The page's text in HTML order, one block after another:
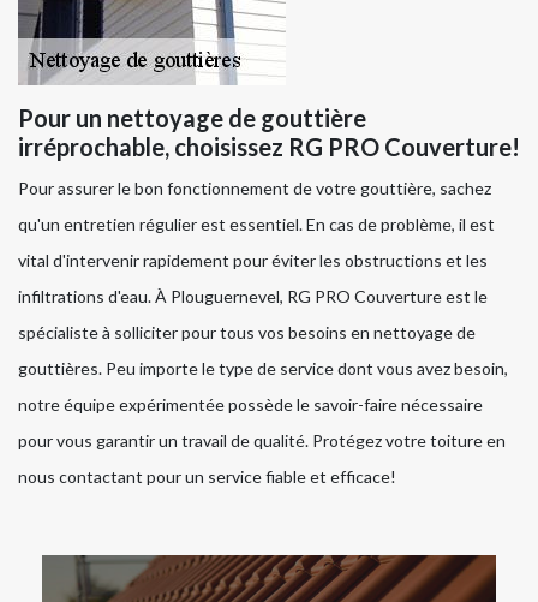
Pour un nettoyage de gouttière
irréprochable, choisissez RG PRO Couverture!
Pour assurer le bon fonctionnement de votre gouttière, sachez
qu'un entretien régulier est essentiel. En cas de problème, il est
vital d'intervenir rapidement pour éviter les obstructions et les
infiltrations d'eau. À Plouguernevel, RG PRO Couverture est le
spécialiste à solliciter pour tous vos besoins en nettoyage de
gouttières. Peu importe le type de service dont vous avez besoin,
notre équipe expérimentée possède le savoir-faire nécessaire
pour vous garantir un travail de qualité. Protégez votre toiture en
nous contactant pour un service fiable et efficace!